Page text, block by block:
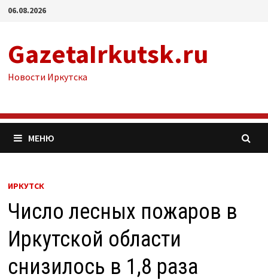
Перейти
06.08.2026
GazetaIrkutsk.ru
Новости Иркутска
МЕНЮ
ИРКУТСК
Число лесных пожаров в
Иркутской области
снизилось в 1,8 раза